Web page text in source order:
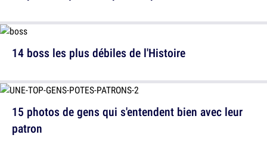
14 boss les plus débiles de l'Histoire
15 photos de gens qui s'entendent bien avec leur
patron